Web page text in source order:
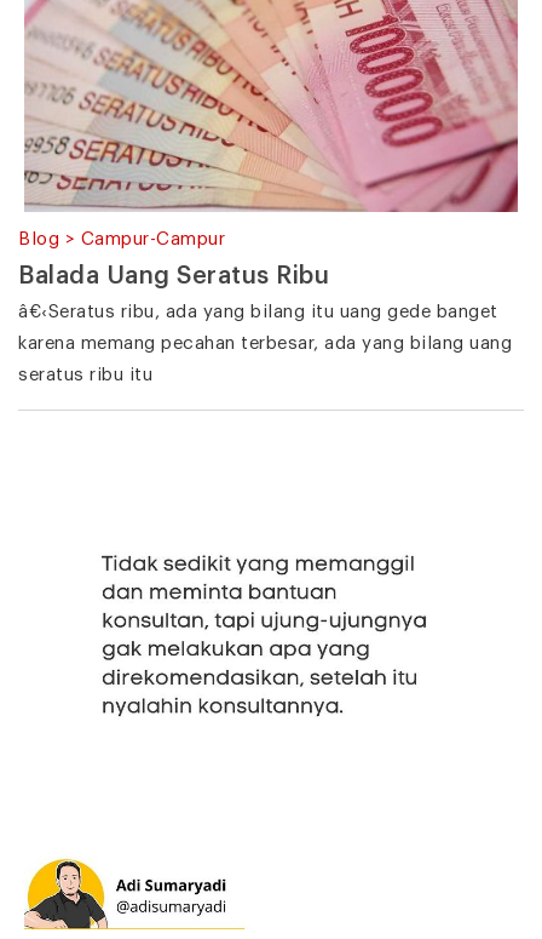
Blog > Campur-Campur
Balada Uang Seratus Ribu
â€‹Seratus ribu, ada yang bilang itu uang gede banget
karena memang pecahan terbesar, ada yang bilang uang
seratus ribu itu